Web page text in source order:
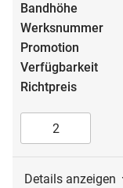
Details anzeigen